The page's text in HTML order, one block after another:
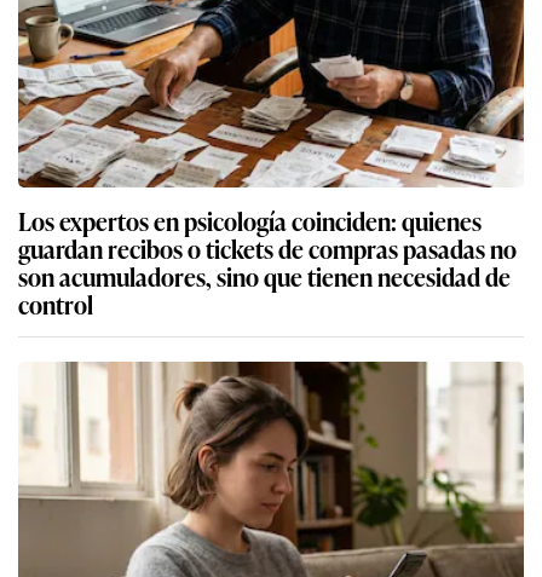
Los expertos en psicología coinciden: quienes
guardan recibos o tickets de compras pasadas no
son acumuladores, sino que tienen necesidad de
control